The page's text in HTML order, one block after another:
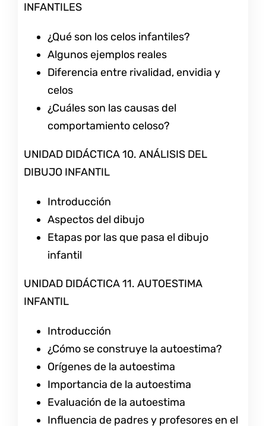
INFANTILES
¿Qué son los celos infantiles?
Algunos ejemplos reales
Diferencia entre rivalidad, envidia y
celos
¿Cuáles son las causas del
comportamiento celoso?
UNIDAD DIDÁCTICA 10. ANÁLISIS DEL
DIBUJO INFANTIL
Introducción
Aspectos del dibujo
Etapas por las que pasa el dibujo
infantil
UNIDAD DIDÁCTICA 11. AUTOESTIMA
INFANTIL
Introducción
¿Cómo se construye la autoestima?
Orígenes de la autoestima
Importancia de la autoestima
Evaluación de la autoestima
Influencia de padres y profesores en el